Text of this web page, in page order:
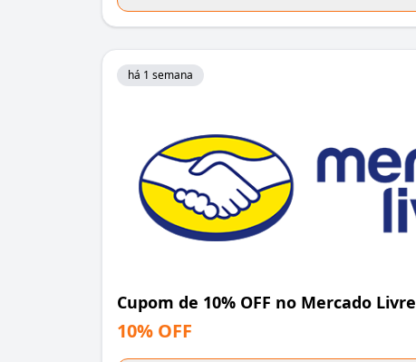
há 1 semana
Cupom de 10% OFF no Mercado Livre
10% OFF